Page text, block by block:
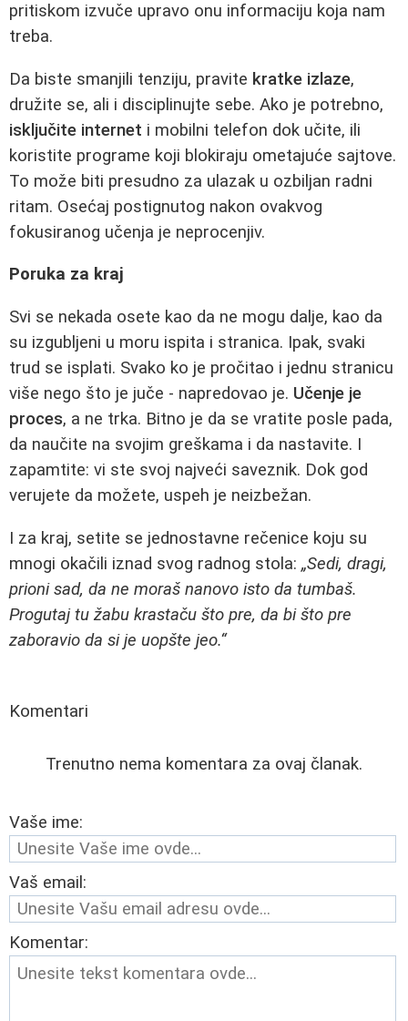
pritiskom izvuče upravo onu informaciju koja nam
treba.
Da biste smanjili tenziju, pravite kratke izlaze,
družite se, ali i disciplinujte sebe. Ako je potrebno,
isključite internet i mobilni telefon dok učite, ili
koristite programe koji blokiraju ometajuće sajtove.
To može biti presudno za ulazak u ozbiljan radni
ritam. Osećaj postignutog nakon ovakvog
fokusiranog učenja je neprocenjiv.
Poruka za kraj
Svi se nekada osete kao da ne mogu dalje, kao da
su izgubljeni u moru ispita i stranica. Ipak, svaki
trud se isplati. Svako ko je pročitao i jednu stranicu
više nego što je juče - napredovao je. Učenje je
proces, a ne trka. Bitno je da se vratite posle pada,
da naučite na svojim greškama i da nastavite. I
zapamtite: vi ste svoj najveći saveznik. Dok god
verujete da možete, uspeh je neizbežan.
I za kraj, setite se jednostavne rečenice koju su
mnogi okačili iznad svog radnog stola: „Sedi, dragi,
prioni sad, da ne moraš nanovo isto da tumbaš.
Progutaj tu žabu krastaču što pre, da bi što pre
zaboravio da si je uopšte jeo.“
Komentari
Trenutno nema komentara za ovaj članak.
Vaše ime:
Vaš email:
Komentar: